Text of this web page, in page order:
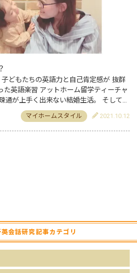
どもたちの英語力と自己肯定感が 抜群
た英語楽習 アットホーム留学ティーチャ
通が上手く出来ない結婚生活。 そして子
はダメ！ 自己肯定感を…
マイホームスタイル 2021.10.12
会話研究記事カテゴリ